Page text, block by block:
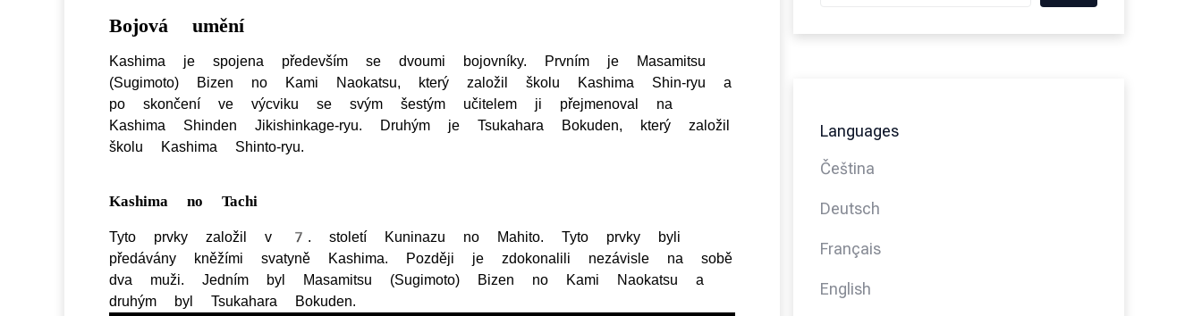
Bojová umění
Kashima je spojena především se dvoumi bojovníky. Prvním je Masamitsu
(Sugimoto) Bizen no Kami Naokatsu, který založil školu Kashima Shin-ryu a
po skončení ve výcviku se svým šestým učitelem ji přejmenoval na
Kashima Shinden Jikishinkage-ryu. Druhým je Tsukahara Bokuden, který založil
školu Kashima Shinto-ryu.
Kashima no Tachi
Tyto prvky založil v 7. století Kuninazu no Mahito. Tyto prvky byli
předávány kněžími svatyně Kashima. Později je zdokonalili nezávisle na sobě
dva muži. Jedním byl Masamitsu (Sugimoto) Bizen no Kami Naokatsu a
druhým byl Tsukahara Bokuden.
Languages
Čeština
Deutsch
Français
English